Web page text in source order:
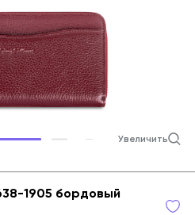
Увеличить
1905 бордовый